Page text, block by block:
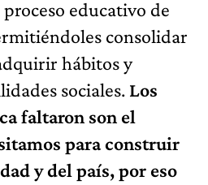
educativo de
consolidar
hábitos y
sociales. Los
faltaron son el
para construir
y del país, por eso